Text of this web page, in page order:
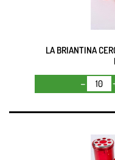
LA BRIANTINA